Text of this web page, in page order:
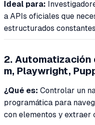
Ideal para:
a APIs oficiales que
estructurados
2. Automatización
m, Playwright,
¿Qué es: Controlar un
programática para
con elementos y extraer